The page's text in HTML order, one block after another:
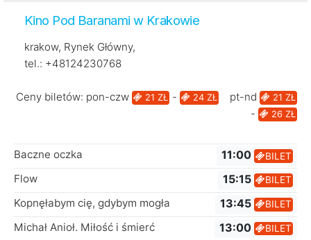
Kino Pod Baranami w Krakowie
krakow, Rynek Główny,
tel.: +48124230768
Ceny biletów: pon-czw 21 ZŁ - 24 ZŁ pt-nd 21 ZŁ
- 26 ZŁ
Baczne oczka 11:00 BILET
Flow 15:15 BILET
Kopnęłabym cię, gdybym mogła 13:45 BILET
Michał Anioł. Miłość i śmierć 13:00 BILET